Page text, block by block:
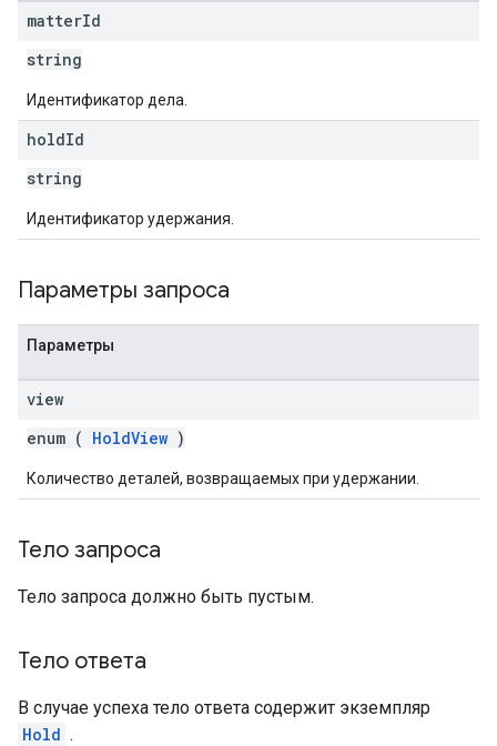
matterId
string
Идентификатор дела.
holdId
string
Идентификатор удержания.
Параметры запроса
Параметры
view
enum ( HoldView )
Количество деталей, возвращаемых при удержании.
Тело запроса
Тело запроса должно быть пустым.
Тело ответа
В случае успеха тело ответа содержит экземпляр
Hold .